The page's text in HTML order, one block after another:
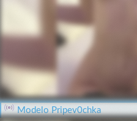
Modelo Pripev0chka